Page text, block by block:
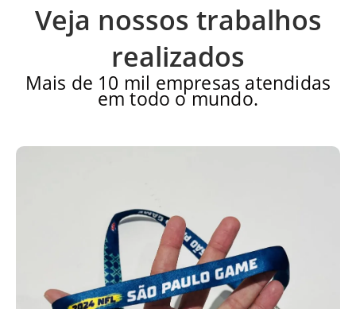
Crachás para Empresas
Crachás para Eventos
Últimos Pedidos
Perguntas Frequentes
Veja nossos trabalhos
realizados
Mais de 10 mil empresas atendidas
em todo o mundo.